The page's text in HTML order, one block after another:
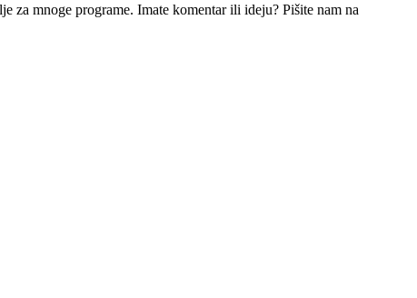
za mnoge programe. Imate komentar ili ideju? Pišite nam na